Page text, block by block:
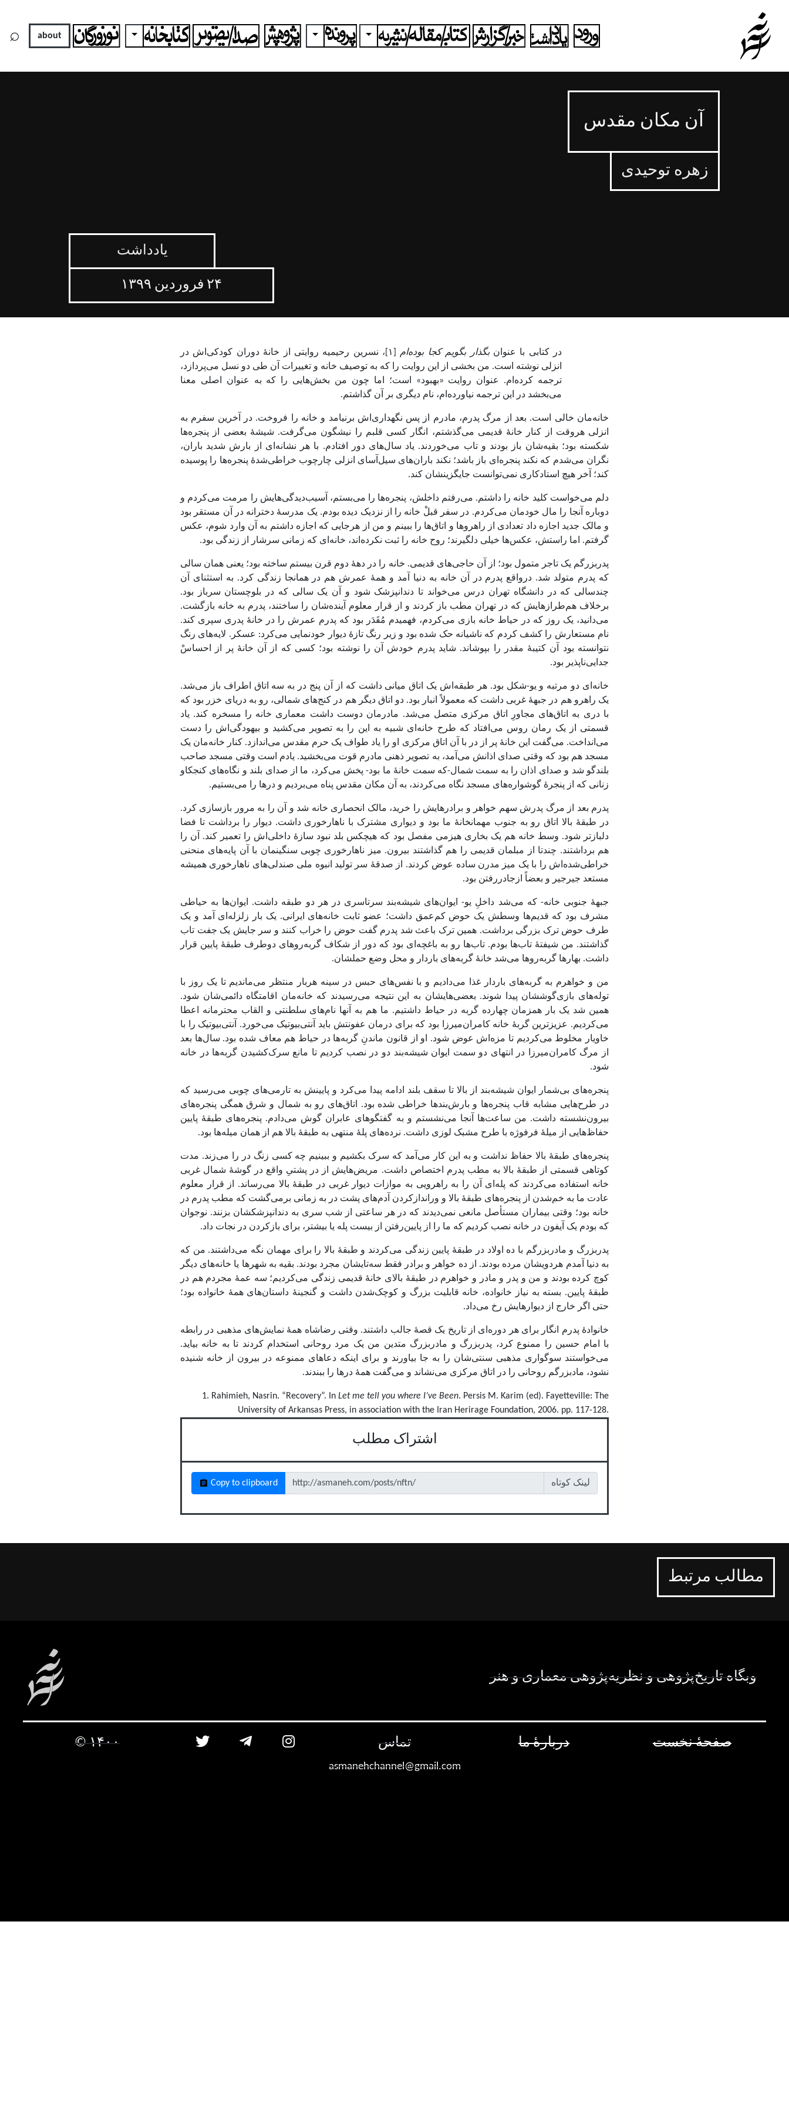
×
Toggle Dropdown
Toggle Dropdown
Toggle Dropdown
about
⌕
آن مکان مقدس
زهره توحیدی
یادداشت
۲۴ فروردین ۱۳۹۹
در کتابی با عنوانبگذار بگویم کجا بوده‌ام
[۱]، نسرین رحیمیه روایتی از خانۀ دوران کودکی‌اش در
انزلی نوشته است. من بخشی از این روایت را که به توصیف خانه و تغییرات آن طی دو نسل می‌پردازد،
ترجمه کرده‌ام. عنوان روایت «بهبود» است؛ اما چون من بخش‌هایی را که به عنوان اصلی معنا
می‌بخشد در این ترجمه نیاورده‌ام، نام دیگری بر آن گذاشتم.
خانه‌مان خالی است. بعد از مرگ پدرم، مادرم از پس نگهداری‌اش برنیامد و خانه را فروخت. در آخرین سفرم به
انزلی هروقت از کنار خانۀ قدیمی می‌گذشتم، انگار کسی قلبم را نیشگون می‌گرفت. شیشۀ بعضی از پنجره‌ها
شکسته بود؛ بقیه‌شان باز بودند و تاب می‌خوردند. یاد سال‌های دور افتادم. با هر نشانه‌ای از بارش شدید باران،
نگران می‌شدم که نکند پنجره‌ای باز باشد؛ نکند باران‌های سیل‌آسای انزلی چارچوب خراطی‌شدۀ پنجره‌ها را پوسیده
کند؛ آخر هیچ استادکاری نمی‌توانست جایگزینشان کند.
دلم می‌خواست کلید خانه را داشتم. می‌رفتم داخلش، پنجره‌ها را می‌بستم، آسیب‌دیدگی‌هایش را مرمت می‌کردم و
دوباره آنجا را مال خودمان می‌کردم. در سفر قبلْ خانه را از نزدیک دیده بودم. یک مدرسۀ دخترانه در آن مستقر بود
و مالک جدید اجازه داد تعدادی از راهروها و اتاق‌ها را ببینم و من از هرجایی که اجازه داشتم به آن وارد شوم، عکس
گرفتم. اما راستش، عکس‌ها خیلی دلگیرند؛ روح خانه را ثبت نکرده‌اند، خانه‌ای که زمانی سرشار از زندگی بود.
پدربزرگم یک تاجر متمول بود؛ از آن حاجی‌های قدیمی. خانه را در دهۀ دوم قرن بیستم ساخته بود؛ یعنی همان سالی
که پدرم متولد شد. درواقع پدرم در آن خانه به دنیا آمد و همۀ عمرش هم در همانجا زندگی کرد. به استثنای آن
چندسالی که در دانشگاه تهران درس می‌خواند تا دندانپزشک شود و آن یک سالی که در بلوچستان سرباز بود.
برخلاف هم‌طرازهایش که در تهران مطب باز کردند و از قرار معلوم آینده‌شان را ساختند، پدرم به خانه بازگشت.
می‌دانید، یک روز که در حیاط خانه بازی می‌کردم، فهمیدم مُقَدَر بود که پدرم عمرش را در خانۀ پدری سپری کند.
نام مستعارش را کشف کردم که ناشیانه حک شده بود و زیر رنگ تازۀ دیوار خودنمایی می‌کرد: عسکر. لایه‌های رنگ
نتوانسته بود آن کتیبۀ مقدر را بپوشاند. شاید پدرم خودش آن را نوشته بود؛ کسی که از آن خانۀ پر از احساسْ
جدایی‌ناپذیر بود.
خانه‌ای دو مرتبه و یو-شکل بود. هر طبقه‌اش یک اتاق میانی داشت که از آن پنج در به سه اتاق اطراف باز می‌شد.
یک راهرو هم در جبهۀ غربی داشت که معمولاً انبار بود. دو اتاق دیگر هم در کنج‌های شمالی، رو به دریای خزر بود که
با دری به اتاق‌های مجاورِ اتاق مرکزی متصل می‌‌شد. مادرمان دوست داشت معماری خانه را مسخره کند. یاد
قسمتی از یک رمان روس می‌افتاد که طرح خانه‌ای شبیه به این را به تصویر می‌کشید و بیهودگی‌اش را دست
می‌انداخت. می‌گفت این خانۀ پر از در با آن اتاق مرکزی او را یاد طواف یک حرم مقدس می‌اندازد. کنار خانه‌مان یک
مسجد هم بود که وقتی صدای اذانش می‌آمد، به تصویر ذهنی مادرم قوت می‌بخشید. یادم است وقتی مسجد صاحب
بلندگو شد و صدای اذان را به سمت شمال-که سمت خانۀ ما بود- پخش می‌کرد، ما از صدای بلند و نگاه‌های کنجکاو
زنانی که از پنجرۀ گوشواره‌های مسجد نگاه می‌کردند، به آن مکان مقدس پناه می‌بردیم و درها را می‌بستیم.
پدرم بعد از مرگ پدرش سهم خواهر و برادرهایش را خرید، مالک انحصاری خانه شد و آن را به مرور بازسازی کرد.
در طبقۀ بالا اتاق رو به جنوب مهمانخانۀ ما بود و دیواری مشترک با ناهارخوری داشت. دیوار را برداشت تا فضا
دلبازتر شود. وسط خانه هم یک بخاری هیزمی مفصل بود که هیچکس بلد نبود سازۀ داخلی‌اش را تعمیر کند. آن را
هم برداشتند. چندتا از مبلمان قدیمی را هم گذاشتند بیرون. میز ناهارخوری چوبی سنگینمان با آن پایه‌های منحنی
خراطی‌شده‌اش را با یک میز مدرن ساده عوض کردند. از صدقۀ سر تولید انبوه ملی صندلی‌های ناهارخوری همیشه
مستعد جیرجیر و بعضاً ازجادررفتن بود.
جبهۀ جنوبی خانه- که می‌شد داخلِ یو- ایوان‌های شیشه‌بند سرتاسری در هر دو طبقه داشت. ایوان‌ها به حیاطی
مشرف بود که قدیم‌ها وسطش یک حوض کم‌عمق داشت؛ عضو ثابت خانه‌های ایرانی. یک بار زلزله‌ای آمد و یک
طرف حوض ترک بزرگی برداشت. همین ترک باعث شد پدرم گفت حوض را خراب کنند و سر جایش یک جفت تاب
گذاشتند. من شیفتۀ تاب‌ها بودم. تاب‌ها رو به باغچه‌ای بود که دور از شکاف گربه‌روهای دوطرف طبقۀ پایین قرار
داشت. بهارها گربه‌روها می‌شد خانۀ گربه‌های باردار و محل وضع حملشان.
من و خواهرم به گربه‌های باردار غذا می‌دادیم و با نفس‌های حبس در سینه هربار منتظر می‌ماندیم تا یک روز با
توله‌های بازی‌گوششان پیدا شوند. بعضی‌هایشان به این نتیجه می‌رسیدند که خانه‌مان اقامتگاه دائمی‌شان شود.
همین شد یک بار همزمان چهارده گربه در حیاط داشتیم. ما هم به آنها نام‌های سلطنتی و القاب محترمانه اعطا
می‌کردیم. عزیزترین گربۀ خانه کامران‌میرزا بود که برای درمان عفونتش باید آنتی‌بیوتیک می‌خورد. آنتی‌بیوتیک را با
خاویار مخلوط می‌کردیم تا مزه‌اش عوض شود. او از قانون ماندنِ گربه‌ها در حیاط هم معاف شده بود. سال‌ها بعد
از مرگ کامران‌میرزا در انتهای دو سمت ایوان شیشه‌بند دو در نصب کردیم تا مانع سرک‌کشیدن گربه‌ها در خانه
شود.
پنجره‌های بی‌شمار ایوان شیشه‌بند از بالا تا سقف بلند ادامه پیدا می‌کرد و پایینش به تارمی‌های چوبی می‌رسید که
در طرح‌هایی مشابه قاب پنجره‌ها و بارش‌بندها خراطی شده بود. اتاق‌های رو به شمال و شرق همگی پنجره‌های
بیرون‌نشسته داشت. من ساعت‌ها آنجا می‌نشستم و به گفتگوهای عابران گوش می‌دادم. پنجره‌های طبقۀ پایین
حفاظ‌هایی از میلۀ فرفوژه با طرح مشبک لوزی داشت. نرده‌های پلۀ منتهی به طبقۀ بالا هم از همان میله‌ها بود.
پنجره‌های طبقۀ بالا حفاظ نداشت و به این کار می‌آمد که سرک بکشیم و ببینیم چه کسی زنگ در را می‌زند. مدت
کوتاهی قسمتی از طبقۀ بالا به مطب پدرم اختصاص داشت. مریض‌هایش از در پشتیِ واقع در گوشۀ شمال غربی
خانه استفاده می‌کردند که پله‌ای آن را به راهرویی به موازات دیوار غربی در طبقۀ بالا می‌رساند. از قرار معلوم
عادت ما به خم‌شدن از پنجره‌های طبقۀ بالا و وراندازکردن آدم‌های پشت در به زمانی برمی‌گشت که مطب پدرم در
خانه بود؛ وقتی بیماران مستأصل مانعی نمی‌دیدند که در هر ساعتی از شب سری به دندانپزشکشان بزنند. نوجوان
که بودم یک آیفون در خانه نصب کردیم که ما را از پایین‌رفتن از بیست پله یا بیشتر، برای بازکردن در نجات داد.
پدربزرگ و مادربزرگم با ده اولاد در طبقۀ پایین زندگی می‌کردند و طبقۀ بالا را برای مهمان نگه می‌داشتند. من که
به دنیا آمدم هردویشان مرده بودند. از ده خواهر و برادر فقط سه‌تایشان مجرد بودند. بقیه به شهرها یا خانه‌های دیگر
کوچ کرده بودند و من و پدر و مادر و خواهرم در طبقۀ بالای خانۀ قدیمی زندگی می‌کردیم؛ سه عمۀ مجردم هم در
طبقۀ پایین. بسته به نیاز خانواده، خانه قابلیت بزرگ و کوچک‌شدن داشت و گنجینۀ داستان‌های همۀ خانواده بود؛
حتی اگر خارج از دیوارهایش رخ می‌داد.
خانوادۀ پدرم انگار برای هر دوره‌ای از تاریخ یک قصۀ جالب داشتند. وقتی رضاشاه همۀ نمایش‌های مذهبی در رابطه
با امام حسین را ممنوع کرد، پدربزرگ و مادربزرگ متدین من یک مرد روحانی استخدام کردند تا به خانه بیاید.
می‌خواستند سوگواری مذهبی سنتی‌شان را به جا بیاورند و برای اینکه دعاهای ممنوعه در بیرون از خانه شنیده
نشود، مادبزرگم روحانی را در اتاق مرکزی می‌نشاند و می‌گفت همۀ درها را ببندند.
1. Rahimieh, Nasrin. “Recovery”. In Let me tell you where I’ve Been. Persis M. Karim (ed). Fayetteville: The
University of Arkansas Press, in association with the Iran Herirage Foundation, 2006. pp. 117-128.
اشتراک مطلب
لینک کوتاه Copy to clipboard
مطالب مرتبط
وبگاه تاریخ‌پژوهی و نظریه‌پژوهی معماری و هنر
صفحۀ نخست دربارۀ ما تماس
asmanehchannel@gmail.com
۱۴۰۰ ©